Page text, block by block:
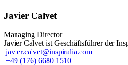
Javier Calvet
Managing Director
Javier Calvet ist Geschäftsführer der
javier.calvet@inspiralia.com
+49 (176) 6680 1510